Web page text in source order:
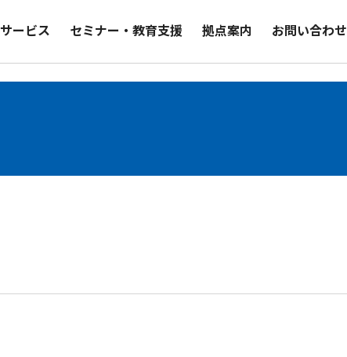
サービス セミナー・教育支援 拠点案内 お問い合わせ